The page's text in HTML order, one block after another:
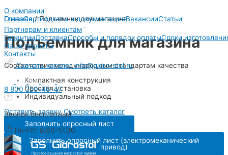
Перейти
к
содержимому
О компании
О насСертификаты и документацияВакансииСтатьи
Партнерам и клиентам
ГарантииДоставкаСпособы и порядок оплатыСроки
Наши проекты
Контакты
Скачать каталогinfo@gidro-stol.ru
8 800 250-46-47
Звонок бесплатный
Пн-Пт: 8.00-17.00
Главная/Подъемник для магазина
Подъемник для магазина
Соответствие международным стандартам качества
Компактная конструкция
Простая установка
Индивидуальный подход
Оставить заявку Смотреть каталог
Заполнить опросный лист
Заполнить опросный лист (электромеханический
привод)